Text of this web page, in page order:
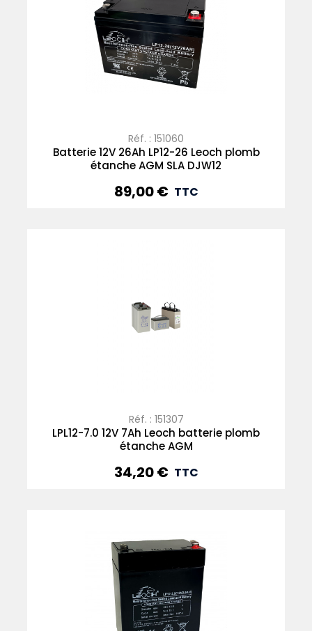
Réf. : 151060
Batterie 12V 26Ah LP12-26 Leoch plomb
étanche AGM SLA DJW12
Prix
89,00 € TTC
Réf. : 151307
LPL12-7.0 12V 7Ah Leoch batterie plomb
étanche AGM
Prix
34,20 € TTC